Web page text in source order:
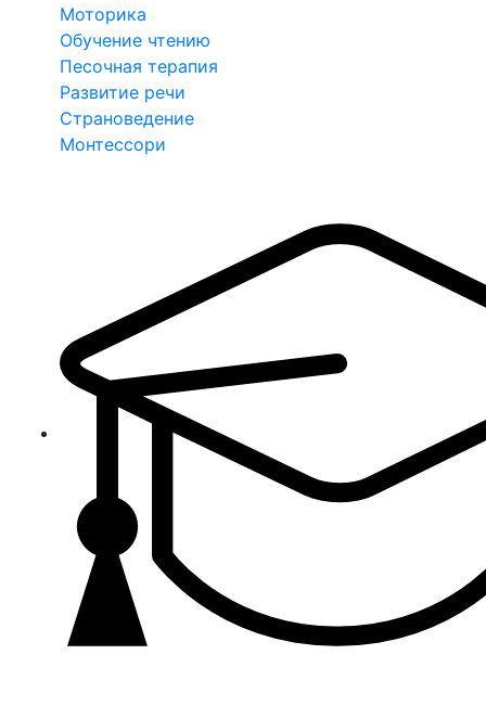
Моторика
Обучение чтению
Песочная терапия
Развитие речи
Страноведение
Монтессори